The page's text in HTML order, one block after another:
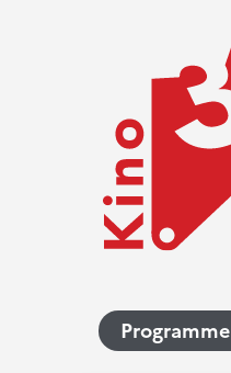
Programme